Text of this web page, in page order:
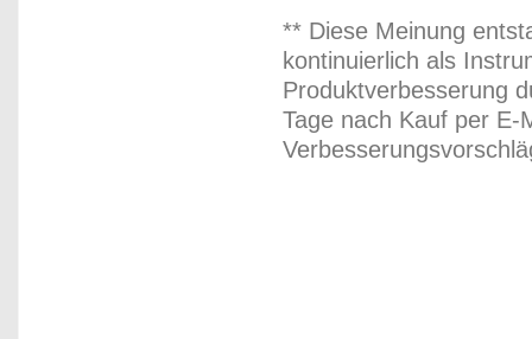
** Diese Meinung
kontinuierlich als
Produktverbesserung
Tage nach Kauf per E-